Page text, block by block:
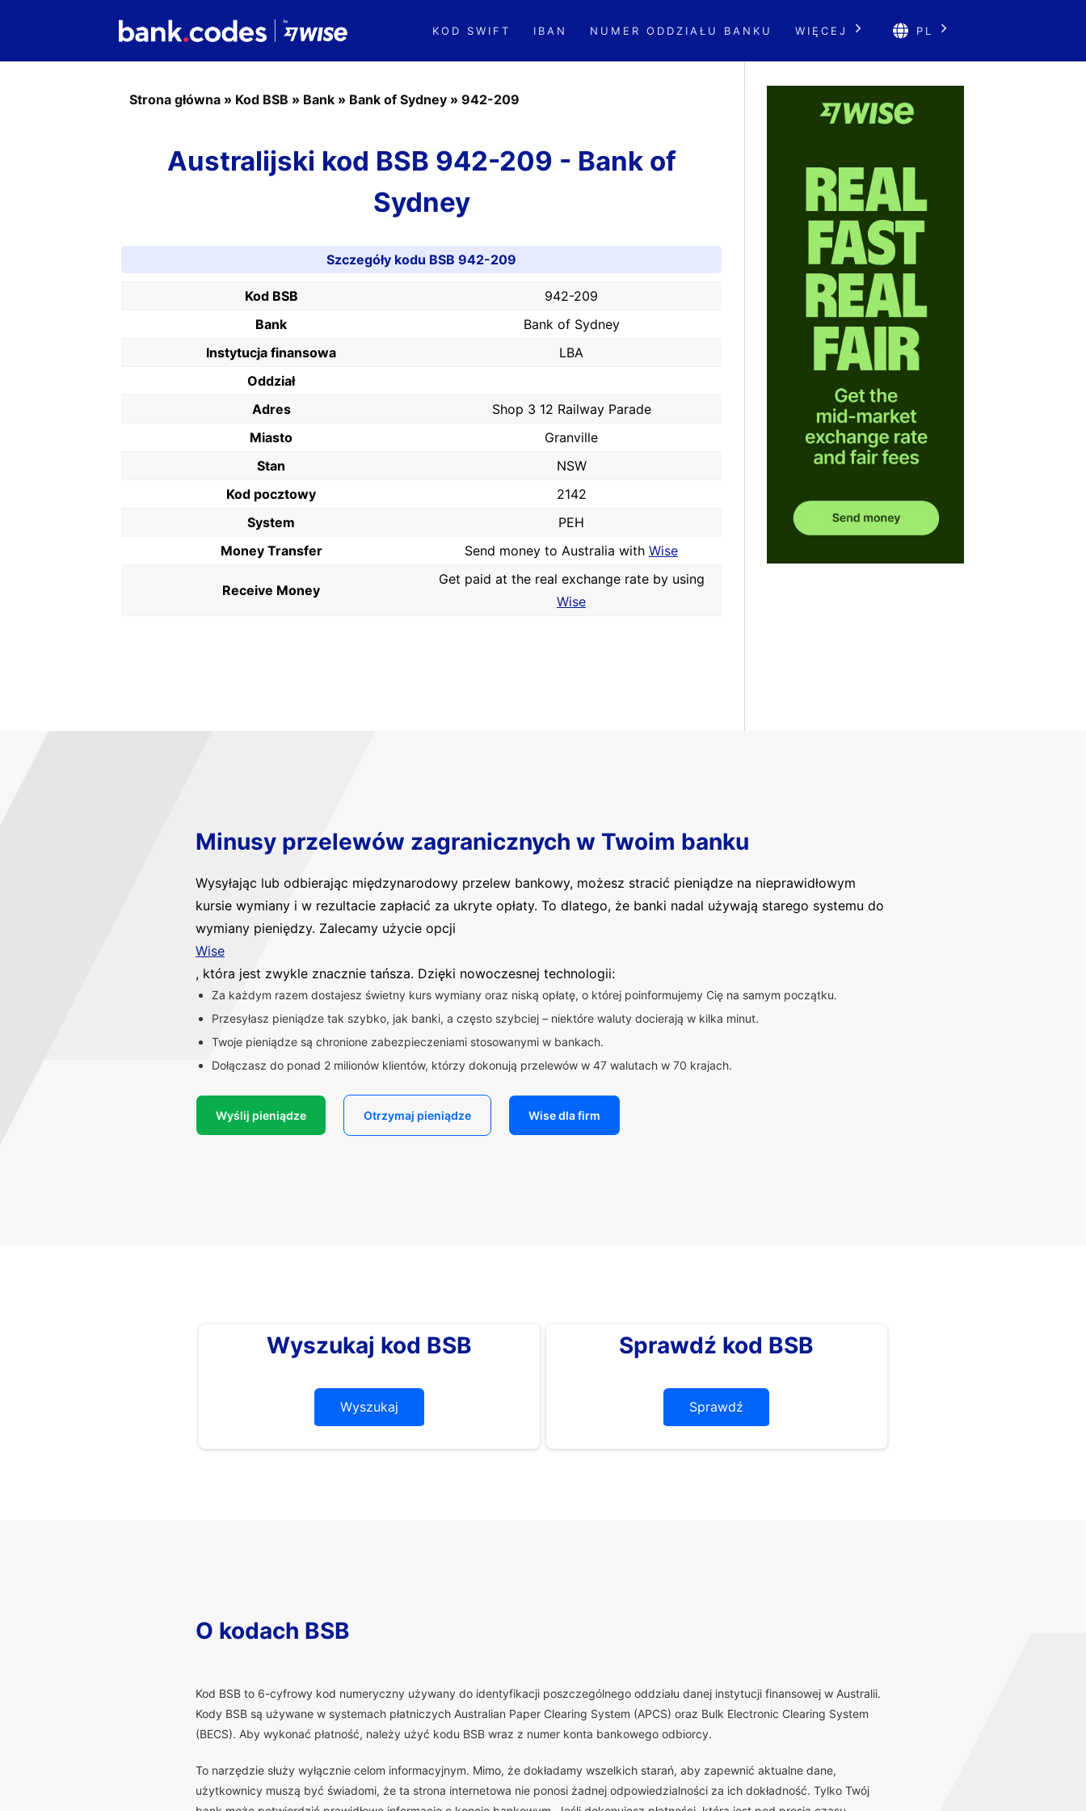
KOD SWIFT IBAN NUMER ODDZIAŁU BANKU WIĘCEJ PL
Strona główna » Kod BSB » Bank » Bank of Sydney » 942-209
Australijski kod BSB 942-209 - Bank of
Sydney
Szczegóły kodu BSB 942-209
Kod BSB
942-209
Bank
Bank of Sydney
Instytucja finansowa
LBA
Oddział
Adres
Shop 3 12 Railway Parade
Miasto
Granville
Stan
NSW
Kod pocztowy
2142
System
PEH
Money Transfer
Send money to Australia with Wise
Receive Money
Get paid at the real exchange rate by using
Wise
Minusy przelewów zagranicznych w Twoim banku
Wysyłając lub odbierając międzynarodowy przelew bankowy, możesz stracić pieniądze na nieprawidłowym
kursie wymiany i w rezultacie zapłacić za ukryte opłaty. To dlatego, że banki nadal używają starego systemu do
wymiany pieniędzy. Zalecamy użycie opcji
Wise
, która jest zwykle znacznie tańsza. Dzięki nowoczesnej technologii:
Za każdym razem dostajesz świetny kurs wymiany oraz niską opłatę, o której poinformujemy Cię na samym początku.
Przesyłasz pieniądze tak szybko, jak banki, a często szybciej – niektóre waluty docierają w kilka minut.
Twoje pieniądze są chronione zabezpieczeniami stosowanymi w bankach.
Dołączasz do ponad 2 milionów klientów, którzy dokonują przelewów w 47 walutach w 70 krajach.
Wyślij pieniądze Otrzymaj pieniądze Wise dla firm
Wyszukaj kod BSB
Wyszukaj
Sprawdź kod BSB
Sprawdź
O kodach BSB
Kod BSB to 6-cyfrowy kod numeryczny używany do identyfikacji poszczególnego oddziału danej instytucji finansowej w Australii.
Kody BSB są używane w systemach płatniczych Australian Paper Clearing System (APCS) oraz Bulk Electronic Clearing System
(BECS). Aby wykonać płatność, należy użyć kodu BSB wraz z numer konta bankowego odbiorcy.
To narzędzie służy wyłącznie celom informacyjnym. Mimo, że dokładamy wszelkich starań, aby zapewnić aktualne dane,
użytkownicy muszą być świadomi, że ta strona internetowa nie ponosi żadnej odpowiedzialności za ich dokładność. Tylko Twój